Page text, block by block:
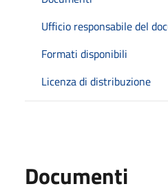
Ufficio responsabile del
Formati disponibili
Licenza di distribuzione
Documenti